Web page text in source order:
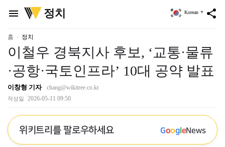
menu
위
키
정치 share
Korean ▼
홈 정치
이철우 경북지사 후보, ‘교통·물류
·공항·국토인프라’ 10대 공약 발표
이창형 기자 chang@wikitree.co.kr
작성일 2026-05-11 09:50
위키트리를 팔로우하세요 GoogleNews